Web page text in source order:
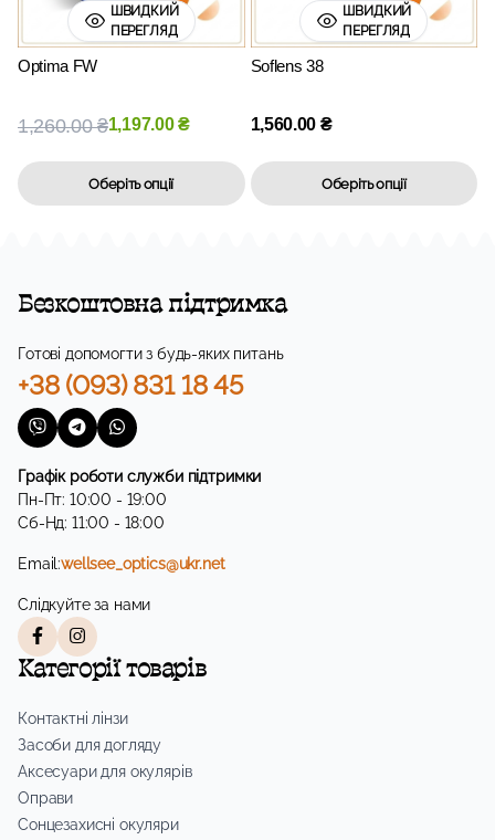
ШВИДКИЙ
ПЕРЕГЛЯД
Optima FW
1,260.00₴1,197.00₴
Оберіть опції
ШВИДКИЙ
ПЕРЕГЛЯД
Soflens 38
1,560.00 ₴
Оберіть опції
Безкоштовна підтримка
Готові допомогти з будь-яких питань
+38 (093) 831 18 45
Графік роботи служби підтримки
Пн-Пт: 10:00 - 19:00
Сб-Нд: 11:00 - 18:00
Email:wellsee_optics@ukr.net
Слідкуйте за нами
Категорії товарів
Контактні лінзи
Засоби для догляду
Аксесуари для окулярів
Оправи
Сонцезахисні окуляри